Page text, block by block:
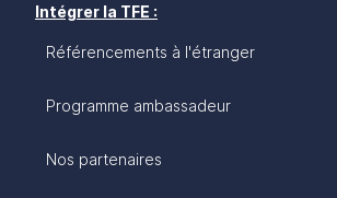
Intégrer la TFE :
Référencements à l'étranger
Programme ambassadeur
Nos partenaires